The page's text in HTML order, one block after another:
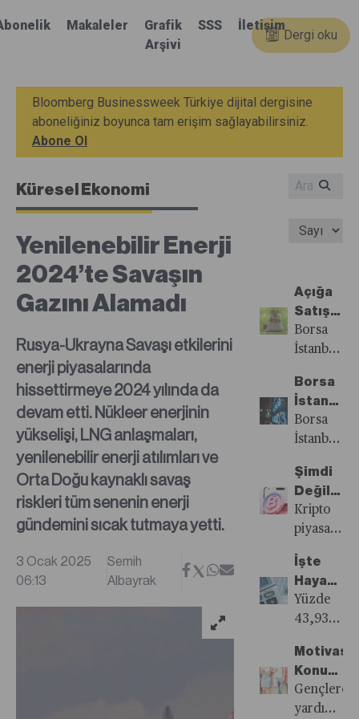
Makaleler
Grafik
Arşivi
SSS İletişim
Dergi oku
Bloomberg Businessweek Türkiye dijital dergisine
aboneliğiniz boyunca tam erişim sağlayabilirsiniz.
Abone Ol
Küresel Ekonomi
Yenilenebilir Enerji
2024’te Savaşın
Gazını Alamadı
Rusya-Ukrayna Savaşı etkilerini
enerji piyasalarında
hissettirmeye 2024 yılında da
devam etti. Nükleer enerjinin
yükselişi, LNG anlaşmaları,
yenilenebilir enerji atılımları ve
Orta Doğu kaynaklı savaş
riskleri tüm senenin enerji
gündemini sıcak tutmaya yetti.
3 Ocak 2025
06:13
Semih
Albayrak
Açığa
Satış
VİOP’ta
Oyunu
mi?
Borsa
İstanbul’da
yılın ilk
işlem
gününde
yeniden
başlayan
açığa
satış
fiyat
oluşumu
ve
likiditeyi
bekleniyor.
Açığa
satışın
yasak
Borsa
2024
Yılının
Zirveden
Dengeye
Borsa
İstanbul,
yılında
zirve
test
ettikten
sonra
kâr
satışlarının
dalgalı
bir seyir
izledi.
Şimdi
Değilse
Ne
Zaman?
Kripto
piyasası,
yılına
güçlü
bir
ivmeyle
girerken,
dikkatle
takip
İşte
Yeni
Rakamlar
Yüzde
43,93’lük
hayatımıza
dokunan
mı?
Gençlere
yardım